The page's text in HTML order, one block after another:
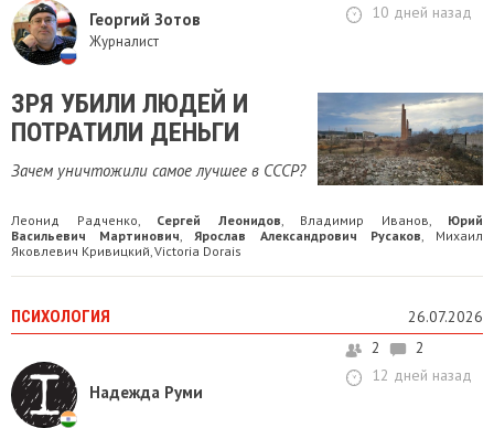
Георгий Зотов
Журналист
10 дней назад
ЗРЯ УБИЛИ ЛЮДЕЙ И
ПОТРАТИЛИ ДЕНЬГИ
Зачем уничтожили самое лучшее в СССР?
Леонид Радченко, Сергей Леонидов, Владимир Иванов, Юрий
Васильевич Мартинович,Ярослав Александрович Русаков, Михаил
Яковлевич Кривицкий,Victoria Dorais
ПСИХОЛОГИЯ 26.07.2026
Надежда Руми
2
2
12 дней назад